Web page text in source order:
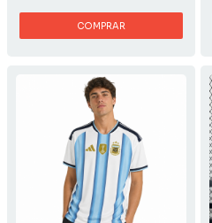
COMPRAR